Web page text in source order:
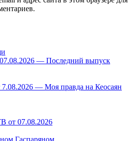
— Последний выпуск
— Моя правда на Кеосаян
от 07.08.2026